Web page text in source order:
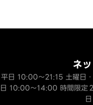
ネ
平日 10:00～21:15 土曜日
日 10:00～14:00 時間限定